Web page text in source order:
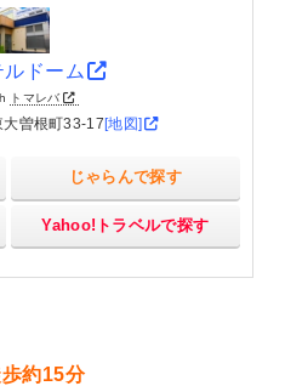
ドーム
トマレバ
大曽根町33-17 [地図]
じゃらんで探す
Yahoo!トラベルで探す
約15分